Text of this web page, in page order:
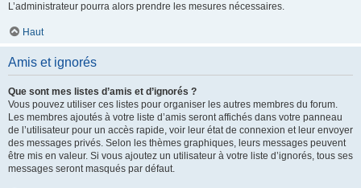
L’administrateur pourra alors prendre les mesures nécessaires.
Haut
Amis et ignorés
Que sont mes listes d’amis et d’ignorés ?
Vous pouvez utiliser ces listes pour organiser les autres membres du forum.
Les membres ajoutés à votre liste d’amis seront affichés dans votre panneau
de l’utilisateur pour un accès rapide, voir leur état de connexion et leur envoyer
des messages privés. Selon les thèmes graphiques, leurs messages peuvent
être mis en valeur. Si vous ajoutez un utilisateur à votre liste d’ignorés, tous ses
messages seront masqués par défaut.